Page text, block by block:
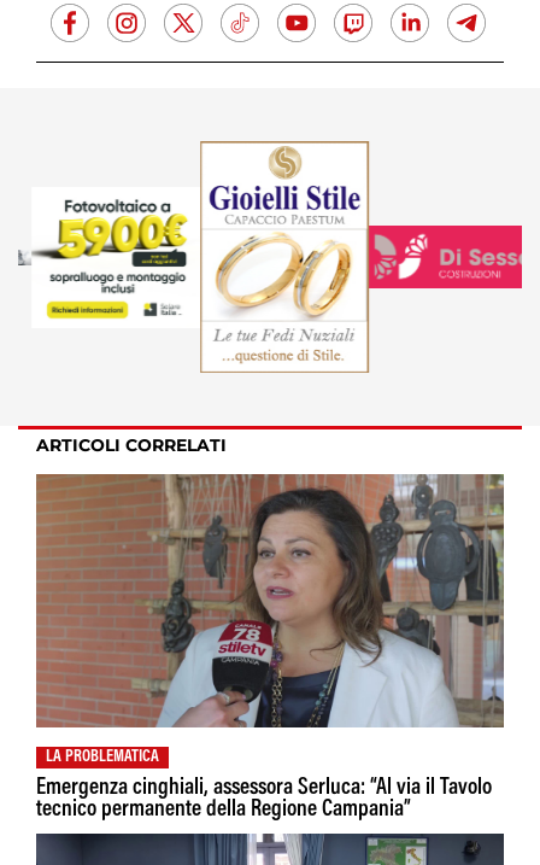
ARTICOLI CORRELATI
LA PROBLEMATICA
Emergenza cinghiali, assessora Serluca: “Al via il Tavolo
tecnico permanente della Regione Campania”